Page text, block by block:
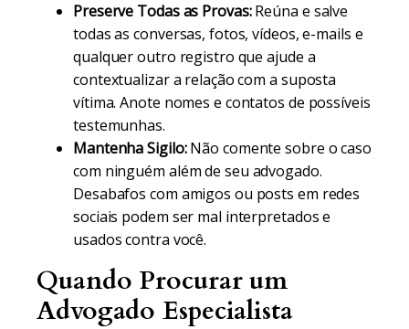
Preserve Todas as Provas:Reúna e salve
todas as conversas, fotos, vídeos, e-mails e
qualquer outro registro que ajude a
contextualizar a relação com a suposta
vítima. Anote nomes e contatos de possíveis
testemunhas.
Mantenha Sigilo:Não comente sobre o caso
com ninguém além de seu advogado.
Desabafos com amigos ou posts em redes
sociais podem ser mal interpretados e
usados contra você.
Quando Procurar um
Advogado Especialista